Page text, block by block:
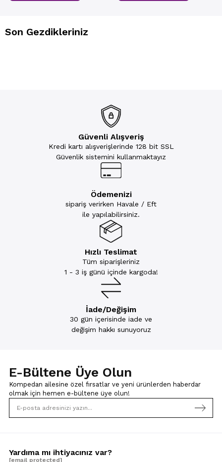
Son Gezdikleriniz
Güvenli Alışveriş
Kredi kartı alışverişlerinde 128 bit SSL
Güvenlik sistemini kullanmaktayız
Ödemenizi
sipariş verirken Havale / Eft
ile yapılabilirsiniz.
Hızlı Teslimat
Tüm siparişleriniz
1 - 3 iş günü içinde kargoda!
İade/Değişim
30 gün içerisinde iade ve
değişim hakkı sunuyoruz
E-Bültene Üye Olun
Kompedan ailesine özel fırsatlar ve yeni ürünlerden haberdar
olmak için hemen e-bültene üye olun!
Yardıma mı ihtiyacınız var?
[email protected]